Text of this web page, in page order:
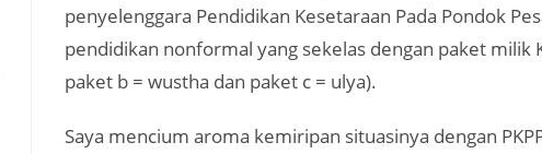
penyelenggara Pendidikan Kesetaraan Pada Pondok
pendidikan nonformal yang sekelas dengan paket milik
paket b = wustha dan paket c = ulya).
Saya mencium aroma kemiripan situasinya dengan